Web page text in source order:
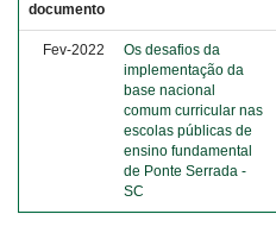
documento
Fev-2022
Os desafios da
implementação da
base nacional
comum curricular nas
escolas públicas de
ensino fundamental
de Ponte Serrada -
SC